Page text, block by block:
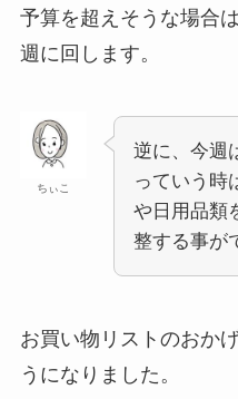
予算を超えそうな場合
週に回します。
ちぃこ
逆に、今週
っていう時
や日用品類
整する事が
お買い物リストのおか
うになりました。